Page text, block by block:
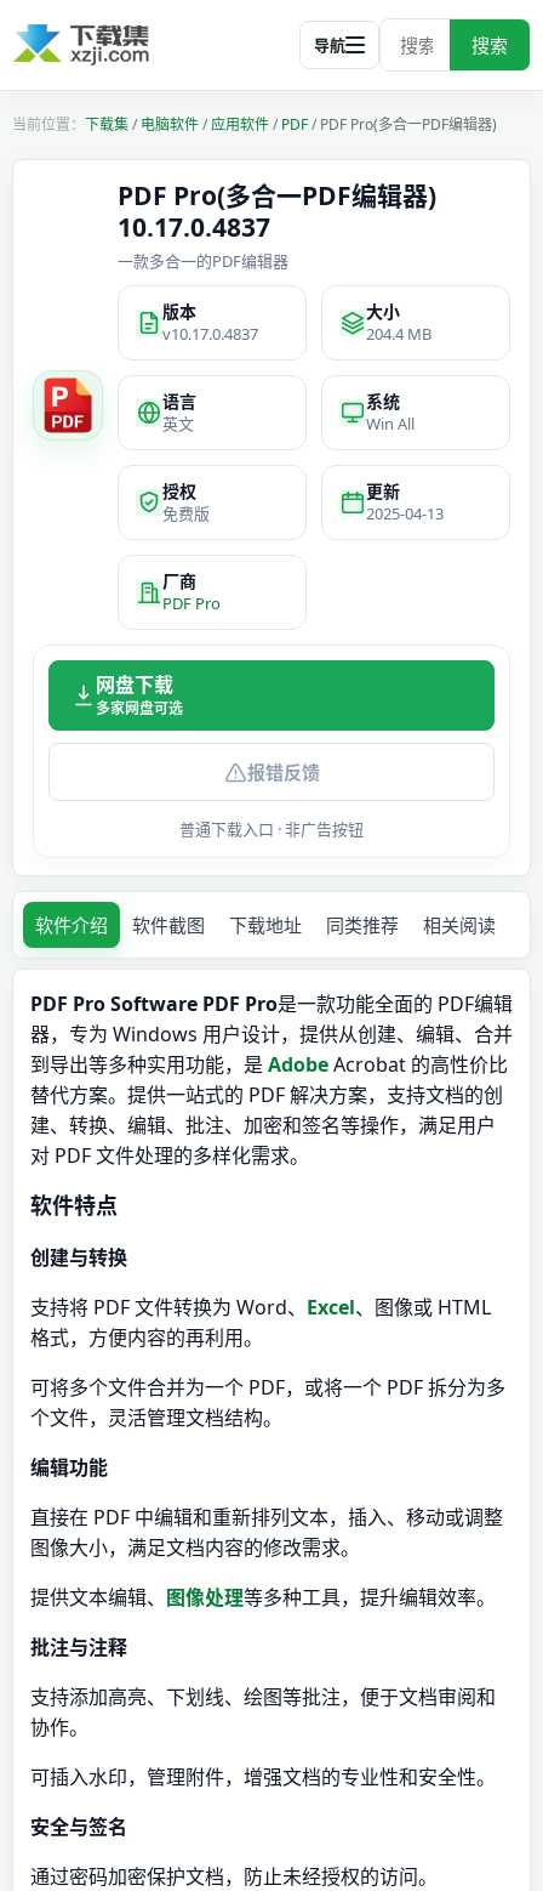
搜索
导航
下载集/电脑软件/应用软件/PDF/PDF Pro(多合一PDF编辑器)
PDF Pro(多合一PDF编辑器)
10.17.0.4837
一款多合一的PDF编辑器
版本
v10.17.0.4837
大小
204.4 MB
语言
英文
系统
Win All
授权
免费版
更新
2025-04-13
厂商
PDF Pro
网盘下载
多家网盘可选
报错反馈
普通下载入口 · 非广告按钮
软件介绍 软件截图 下载地址 同类推荐 相关阅读
PDF Pro Software PDF Pro是一款功能全面的 PDF编辑
器，专为 Windows 用户设计，提供从创建、编辑、合并
到导出等多种实用功能，是 AdobeAcrobat 的高性价比
替代方案。​提供一站式的 PDF 解决方案，支持文档的创
建、转换、编辑、批注、加密和签名等操作，满足用户
对 PDF 文件处理的多样化需求。​
软件特点
创建与转换
支持将 PDF 文件转换为 Word、 Excel、图像或 HTML
格式，方便内容的再利用。​
可将多个文件合并为一个 PDF，或将一个 PDF 拆分为多
个文件，灵活管理文档结构。​
编辑功能
直接在 PDF 中编辑和重新排列文本，插入、移动或调整
图像大小，满足文档内容的修改需求。​
提供文本编辑、 图像处理等多种工具，提升编辑效率。​
批注与注释
支持添加高亮、下划线、绘图等批注，便于文档审阅和
协作。​
可插入水印，管理附件，增强文档的专业性和安全性。​
安全与签名
通过密码加密保护文档，防止未经授权的访问。​